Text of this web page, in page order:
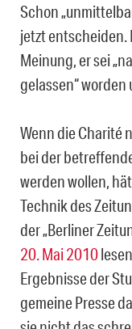
Schon
jetzt entscheiden.
Meinung, er sei
gelassen“
Wenn die Charité
bei der
werden wollen,
Technik des
der „Berliner
20. Mai 2010
Ergebnisse der
gemeine Presse